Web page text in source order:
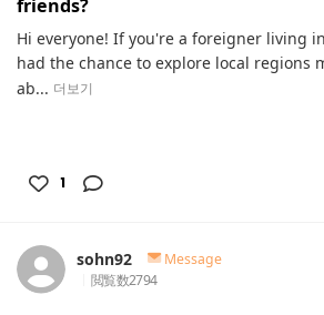
friends?
Hi everyone! If you're a foreigner living
had the chance to explore local regions
ab... 더보기
1
sohn92
Message
閲覧数2794